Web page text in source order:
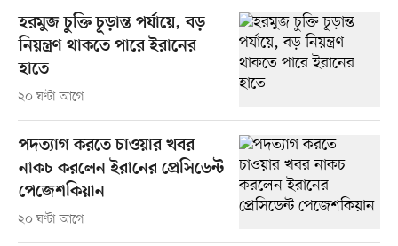
হরমুজ চুক্তি চূড়ান্ত পর্যায়ে, বড়
নিয়ন্ত্রণ থাকতে পারে ইরানের
হাতে
২০ ঘণ্টা আগে
পদত্যাগ করতে চাওয়ার খবর
নাকচ করলেন ইরানের প্রেসিডেন্ট
পেজেশকিয়ান
২০ ঘণ্টা আগে